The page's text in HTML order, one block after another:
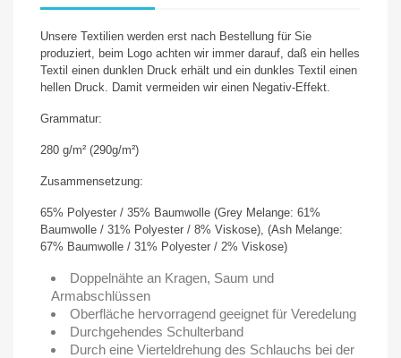
Unsere Textilien werden erst nach Bestellung für Sie
produziert, beim Logo achten wir immer darauf, daß ein helles
Textil einen dunklen Druck erhält und ein dunkles Textil einen
hellen Druck. Damit vermeiden wir einen Negativ-Effekt.
Grammatur:
280 g/m² (290g/m²)
Zusammensetzung:
65% Polyester / 35% Baumwolle (Grey Melange: 61%
Baumwolle / 31% Polyester / 8% Viskose), (Ash Melange:
67% Baumwolle / 31% Polyester / 2% Viskose)
Doppelnähte an Kragen, Saum und
Armabschlüssen
Oberfläche hervorragend geeignet für Veredelung
Durchgehendes Schulterband
Durch eine Vierteldrehung des Schlauchs bei der